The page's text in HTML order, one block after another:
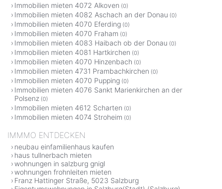
Immobilien mieten 4072 Alkoven (0)
Immobilien mieten 4082 Aschach an der Donau (0)
Immobilien mieten 4070 Eferding (0)
Immobilien mieten 4070 Fraham (0)
Immobilien mieten 4083 Haibach ob der Donau (0)
Immobilien mieten 4081 Hartkirchen (0)
Immobilien mieten 4070 Hinzenbach (0)
Immobilien mieten 4731 Prambachkirchen (0)
Immobilien mieten 4070 Pupping (0)
Immobilien mieten 4076 Sankt Marienkirchen an der
Polsenz (0)
Immobilien mieten 4612 Scharten (0)
Immobilien mieten 4074 Stroheim (0)
IMMMO ENTDECKEN
neubau einfamilienhaus kaufen
haus tullnerbach mieten
wohnungen in salzburg gnigl
wohnungen frohnleiten mieten
Franz Hattinger Straße, 5023 Salzburg